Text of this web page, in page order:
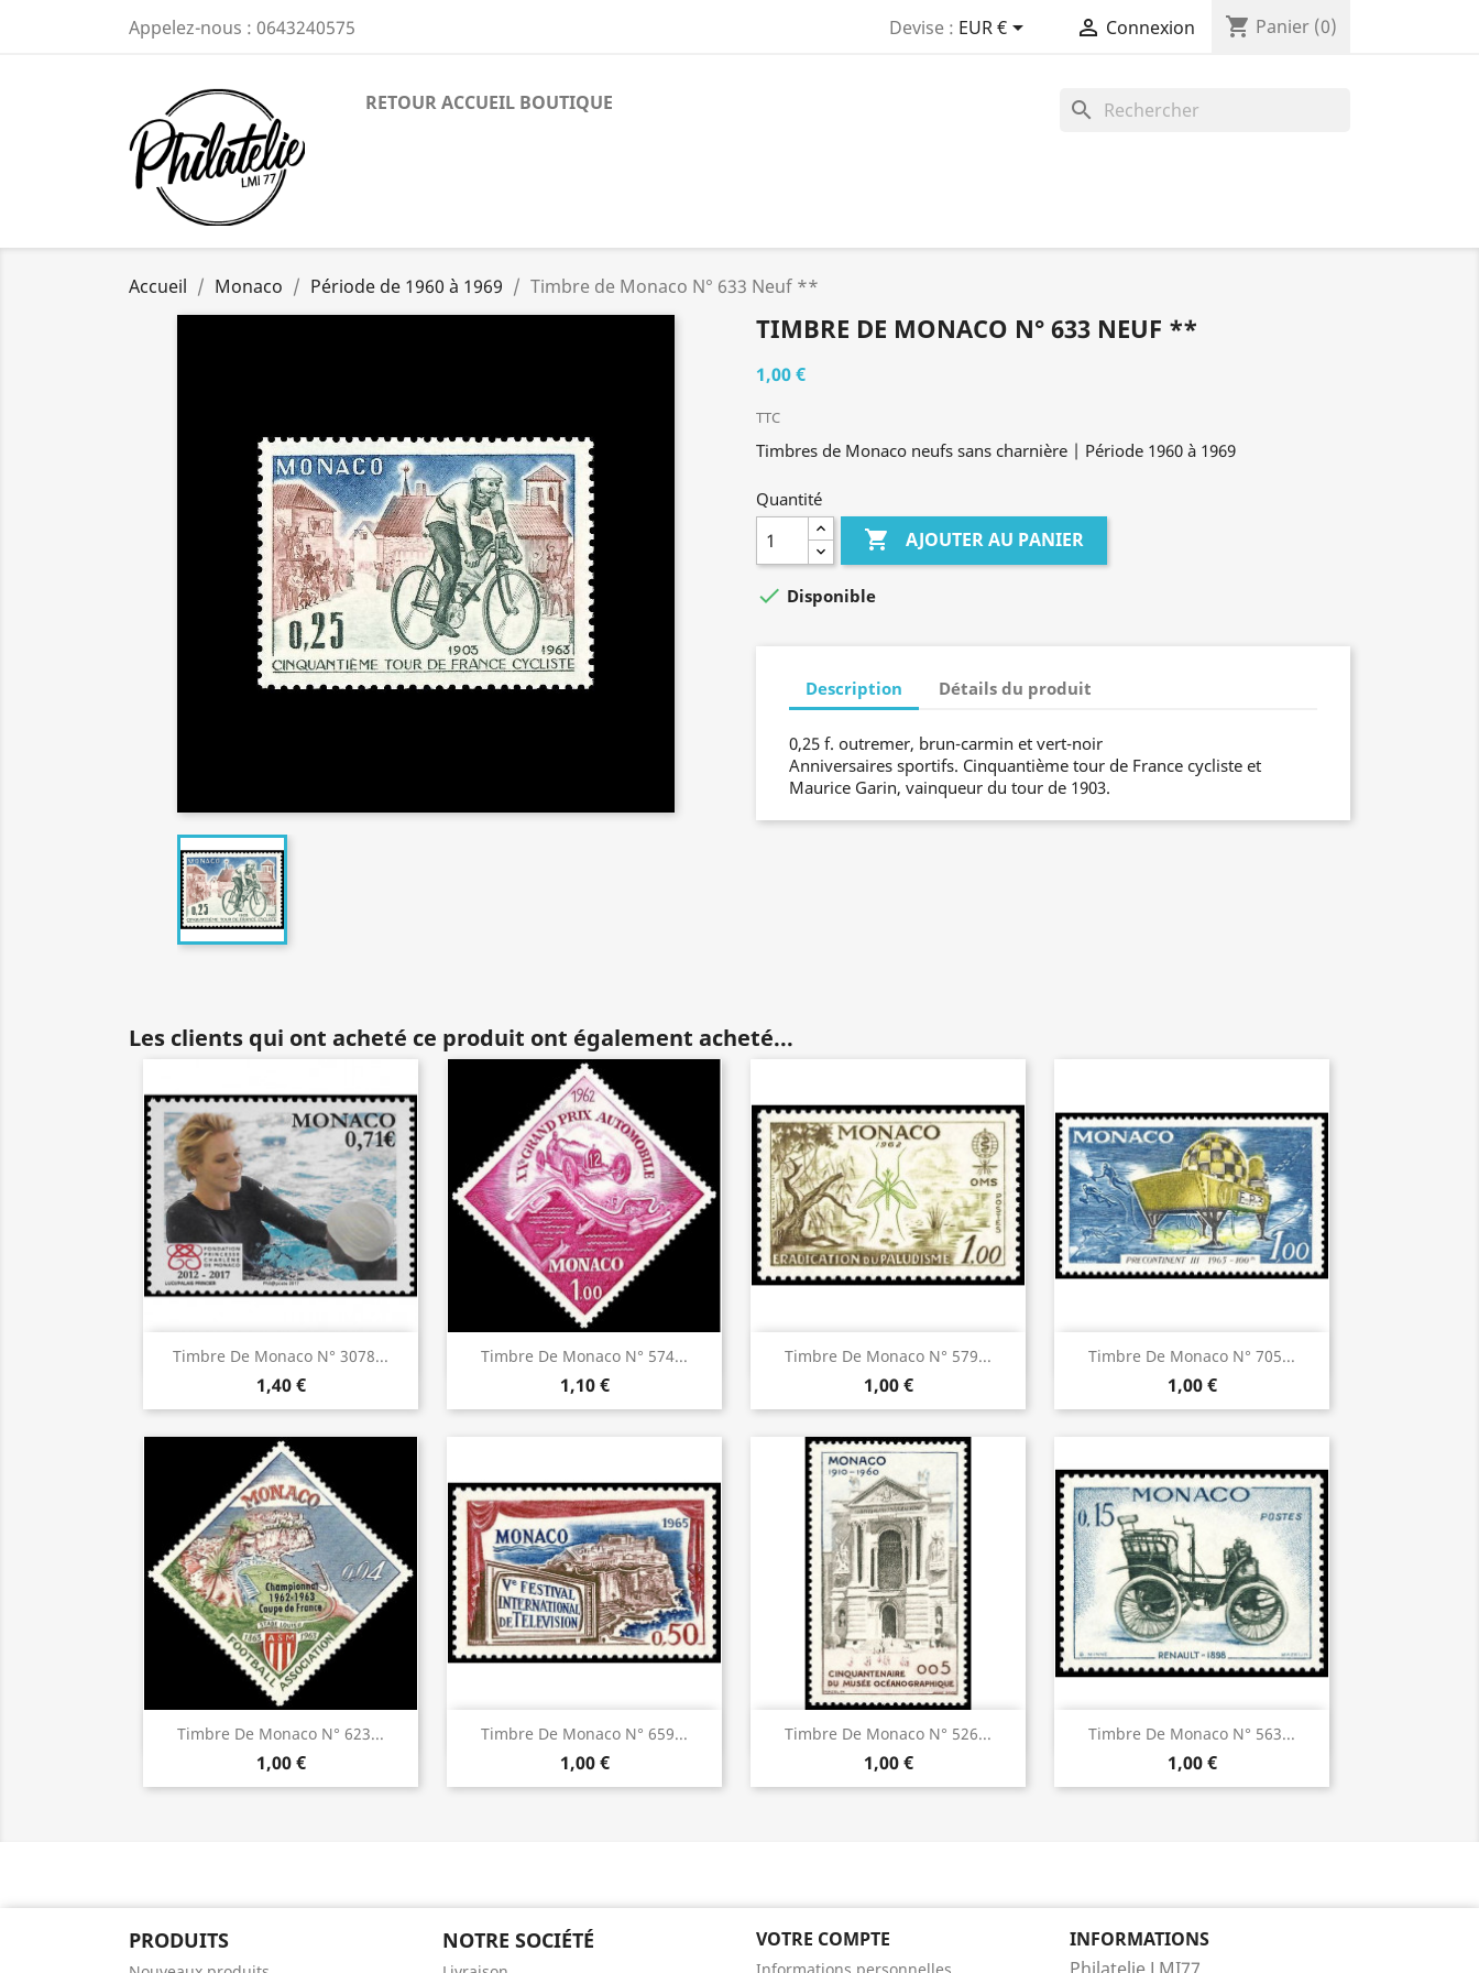
Appelez-nous : 0643240575 Devise : EUR €  Connexion shopping_cart Panier (0)
RETOUR ACCUEIL BOUTIQUE search
Accueil Monaco Période de 1960 à 1969 Timbre de Monaco N° 633 Neuf **
TIMBRE DE MONACO N° 633 NEUF **
1,00 €
TTC
Timbres de Monaco neufs sans charnière | Période 1960 à 1969
Quantité
 AJOUTER AU PANIER
 Disponible
Description Détails du produit
0,25 f. outremer, brun-carmin et vert-noir
Anniversaires sportifs. Cinquantième tour de France cycliste et
Maurice Garin, vainqueur du tour de 1903.
Les clients qui ont acheté ce produit ont également acheté...
Timbre De Monaco N° 3078...
1,40 €
Aperçu rapide Timbre De Monaco N° 574...
1,10 €
 Aperçu rapide Timbre De Monaco N° 579...
1,00 €
 Aperçu rapide Timbre De Monaco N° 705...
1,00 €
 Aperçu rapide
Timbre De Monaco N° 623...
1,00 €
 Aperçu rapide Timbre De Monaco N° 659...
1,00 €
 Aperçu rapide Timbre De Monaco N° 526...
1,00 €
 Aperçu rapide Timbre De Monaco N° 563...
1,00 €
 Aperçu rapide
PRODUITS NOTRE SOCIÉTÉ VOTRE COMPTE
INFORMATIONS